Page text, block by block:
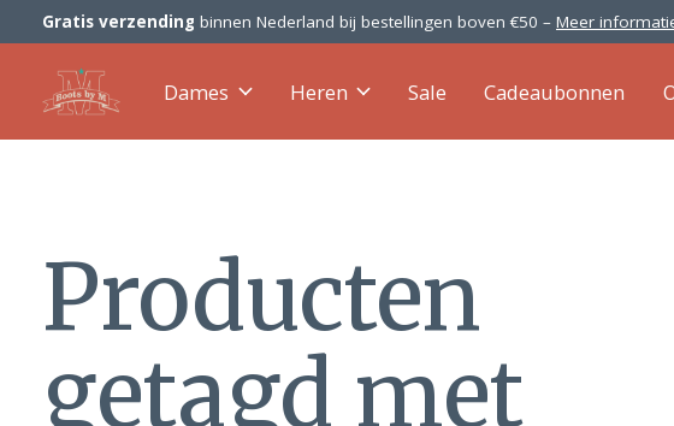
Gratis verzending binnen Nederland bij bestellingen boven €50 – Meer
Dames Heren Sale Cadeaubonnen
Producten
getagd met